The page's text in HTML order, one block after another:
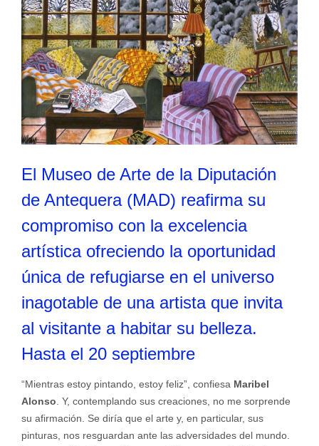
El Museo de Arte de la Diputación
de Antequera (MAD) reafirma su
compromiso con la excelencia
artística ofreciendo la oportunidad
única de refugiarse en el universo
inagotable de una artista que invita
al visitante a habitar su belleza.
Hasta el 20 septiembre
“Mientras estoy pintando, estoy feliz”, confiesa Maribel
Alonso . Y, contemplando sus creaciones, no me sorprende
su afirmación. Se diría que el arte y, en particular, sus
pinturas, nos resguardan ante las adversidades del mundo.